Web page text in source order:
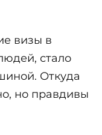
визы в
стало
Откуда
но правдивы